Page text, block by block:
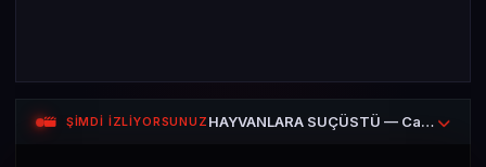
ŞİMDİ İZLİYORSUNUZ HAYVANLARA SUÇÜSTÜ — Canavar Kılıç Balığı